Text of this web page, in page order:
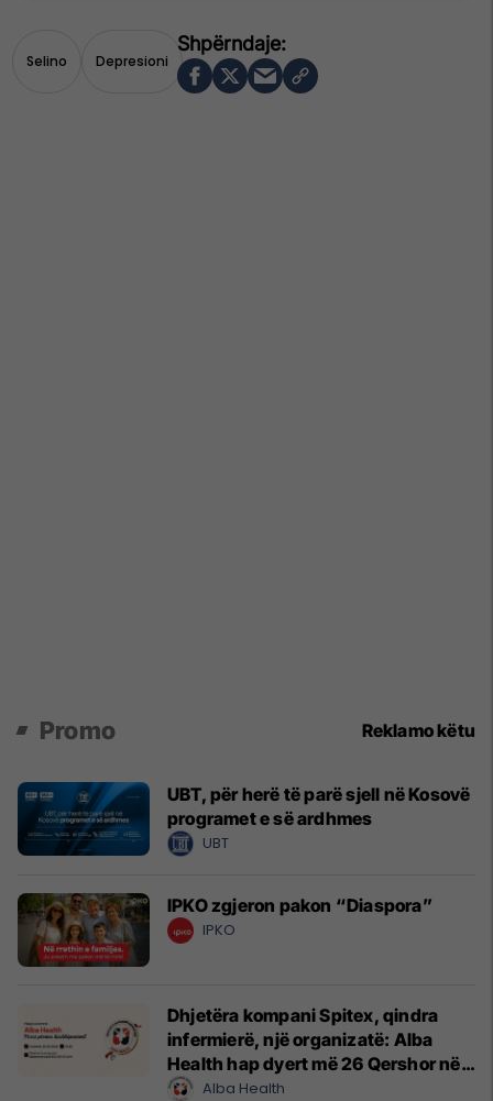
Selino Depresioni
Promo Reklamo këtu
UBT, për herë të parë sjell në Kosovë
programet e së ardhmes
UBT
IPKO zgjeron pakon “Diaspora”
IPKO
Dhjetëra kompani Spitex, qindra
infermierë, një organizatë: Alba
Health hap dyert më 26 Qershor në
CyrihAlba Health